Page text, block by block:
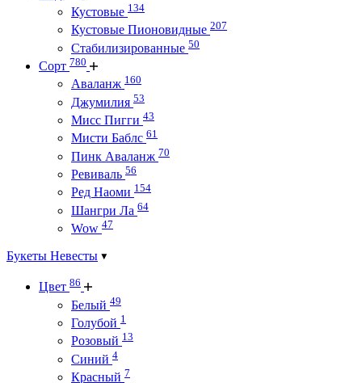
Кустовые 134
Кустовые Пионовидные 207
Стабилизированные 50
Сорт 780
Аваланж 160
Джумилия 53
Мисс Пигги 43
Мисти Баблс 61
Пинк Аваланж 70
Ревиваль 56
Ред Наоми 154
Шангри Ла 64
Wow 47
Букеты Невесты
Цвет 86
Белый 49
Голубой 1
Розовый 13
Синий 4
Красный 7